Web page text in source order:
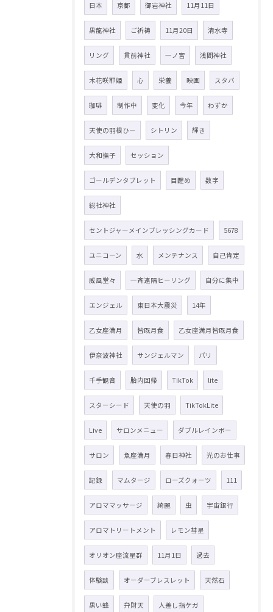
日本 京都 御岩神社 11月11日
黒龍神社 ご祈祷 11月20日 清水寺
リング 貫前神社 一ノ宮 浅間神社
木花咲耶姫 心 栄養 映画 スタバ
珈琲 制作中 変化 今年 わずか
天使の羽根ひー シトリン 輝き
大和撫子 セッション
ゴールデンタブレット 目醒め 数字
総社神社
セントジャーメインブレッシングカード 5678
ユニコーン 水 メンテナンス 自己肯定
威風堂々 一斉遠隔ヒーリング 自分に集中
エンジェル 東日本大震災 14年
乙女座満月 皆既月食 乙女座満月皆既月食
伊奈波神社 サンジェルマン パリ
千手観音 胎内回帰 TikTok lite
スターシード 天使の羽 TikTokLite
Live サロンメニュー ダブルレインボー
サロン 魚座満月 春日神社 光のお仕事
記録 マムタージ ローズクォーツ 111
アロママッサージ 綺麗 虫 宇宙銀行
アロマトリートメント レモン彗星
オリオン座流星群 11月1日 過去
体験談 オーダーブレスレット 天然石
黒い蜂 弁財天 人差し指ケガ